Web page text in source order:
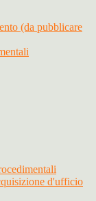
(da pubblicare
d'ufficio